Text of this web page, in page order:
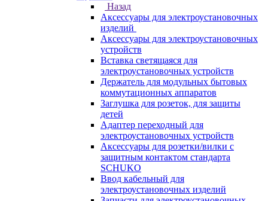
Назад
Аксессуары для электроустановочных
изделий
Аксессуары для электроустановочных
устройств
Вставка светящаяся для
электроустановочных устройств
Держатель для модульных бытовых
коммутационных аппаратов
Заглушка для розеток, для защиты
детей
Адаптер переходный для
электроустановочных устройств
Аксессуары для розетки/вилки с
защитным контактом стандарта
SCHUKO
Ввод кабельный для
электроустановочных изделий